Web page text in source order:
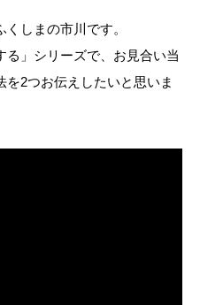
しまの市川です。
」シリーズで、お見合い当
を2つお伝えしたいと思いま